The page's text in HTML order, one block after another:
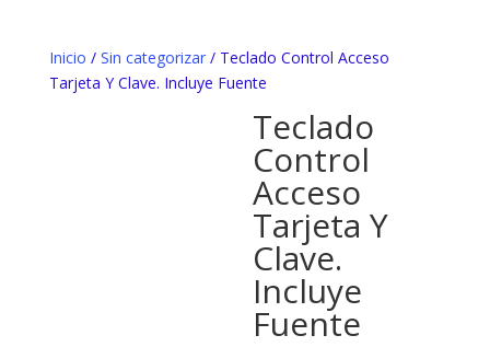
Inicio / Sin categorizar/ Teclado Control Acceso
Tarjeta Y Clave. Incluye Fuente
Teclado
Control
Acceso
Tarjeta Y
Clave.
Incluye
Fuente